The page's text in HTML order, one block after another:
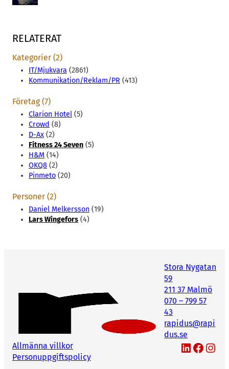
RELATERAT
Kategorier (2)
IT/Mjukvara (2861)
Kommunikation/Reklam/PR (413)
Företag (7)
Clarion Hotel (5)
Crowd (8)
D-Ax (2)
Fitness 24 Seven (5)
H&M (14)
OKQ8 (2)
Pinmeto (20)
Personer (2)
Daniel Melkersson (19)
Lars Wingefors (4)
Stora Nygatan
59
211 37 Malmö
070 – 799 57
43
rapidus@rapi
dus.se
Allmänna villkor
Personuppgiftspolicy
LinkedIn Facebook Instagram